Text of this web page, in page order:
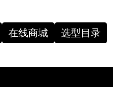
在线商城 选型目录